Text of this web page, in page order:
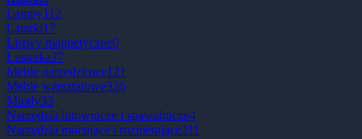
Lampy112
Latarki17
Listwy magnetyczne0
Lusterka27
Meble narzędziowe121
Meble warsztatowe326
Miotły33
Narzędzia lutownicze i spawalnicze4
Narzędzia mocujące i rozpierające311